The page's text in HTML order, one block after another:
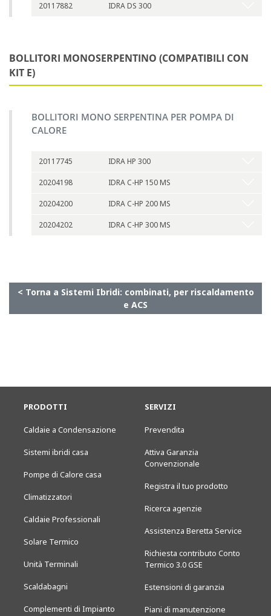
20117882 IDRA DS 300
BOLLITORI MONOSERPENTINO (COMPATIBILI CON
KIT E)
BOLLITORI MONO SERPENTINA PER POMPA DI
CALORE
20117745 IDRA HP 300
20204198 IDRA C-HP 150 MS
20204200 IDRA C-HP 200 MS
20204202 IDRA C-HP 300 MS
< Torna a Sistemi Ibridi: combinati, per riscaldamento
e ACS
PRODOTTI
Caldaie a Condensazione
Sistemi ibridi casa
Pompe di Calore casa
Climatizzatori
Caldaie Professionali
Solare Termico
Unità Terminali
Scaldabagni
Complementi di Impianto
SERVIZI
Prevendita
Attiva Garanzia
Convenzionale
Registra il tuo prodotto
Ricerca agenzie
Assistenza Beretta Service
Richiesta contributo Conto
Termico 3.0 GSE
Estensioni di garanzia
Piani di manutenzione